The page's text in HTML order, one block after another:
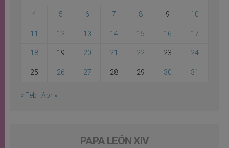
4 5 6 7 8 9 10
11 12 13 14 15 16 17
18 19 20 21 22 23 24
25 26 27 28 29 30 31
« Feb Abr »
PAPA LEÓN XIV